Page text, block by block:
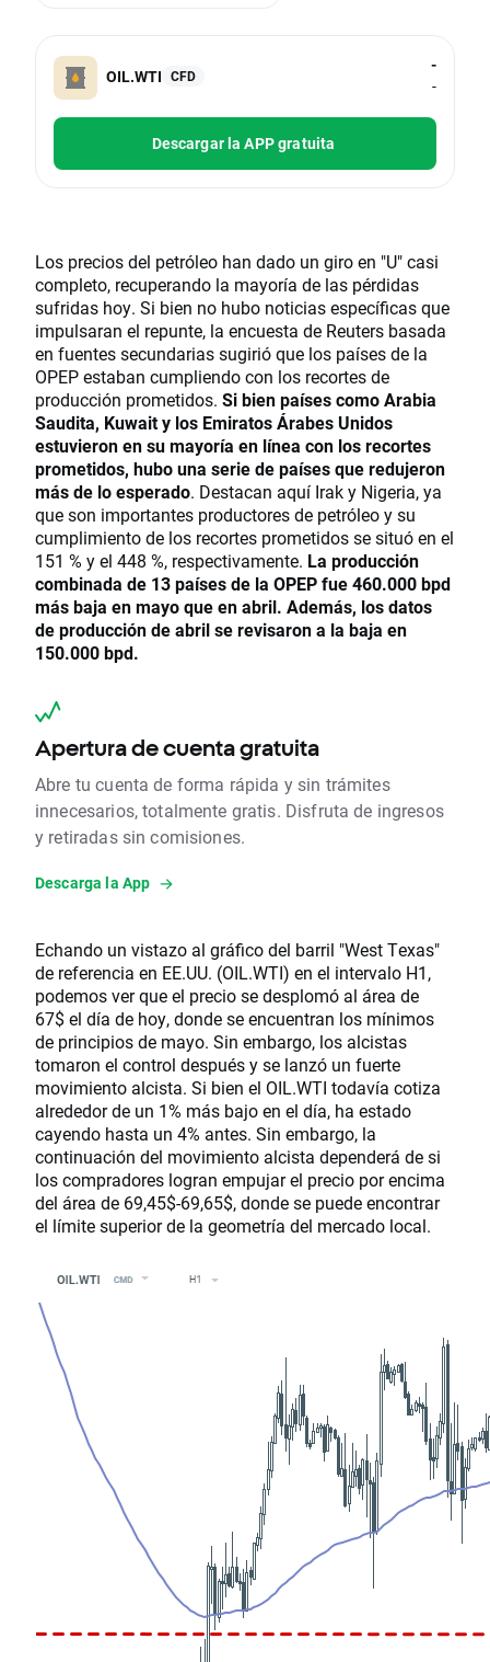
OIL.WTI CFD
-
-
Descargar la APP gratuita
Los precios del petróleo han dado un giro en "U" casi
completo, recuperando la mayoría de las pérdidas
sufridas hoy. Si bien no hubo noticias específicas que
impulsaran el repunte, la encuesta de Reuters basada
en fuentes secundarias sugirió que los países de la
OPEP estaban cumpliendo con los recortes de
producción prometidos. Si bien países como Arabia
Saudita, Kuwait y los Emiratos Árabes Unidos
estuvieron en su mayoría en línea con los recortes
prometidos, hubo una serie de países que redujeron
más de lo esperado. Destacan aquí Irak y Nigeria, ya
que son importantes productores de petróleo y su
cumplimiento de los recortes prometidos se situó en el
151 % y el 448 %, respectivamente. La producción
combinada de 13 países de la OPEP fue 460.000 bpd
más baja en mayo que en abril. Además, los datos
de producción de abril se revisaron a la baja en
150.000 bpd.
Apertura de cuenta gratuita
Abre tu cuenta de forma rápida y sin trámites
innecesarios, totalmente gratis. Disfruta de ingresos
y retiradas sin comisiones.
Descarga la App
Echando un vistazo al gráfico del barril "West Texas"
de referencia en EE.UU. (OIL.WTI) en el intervalo H1,
podemos ver que el precio se desplomó al área de
67$ el día de hoy, donde se encuentran los mínimos
de principios de mayo. Sin embargo, los alcistas
tomaron el control después y se lanzó un fuerte
movimiento alcista. Si bien el OIL.WTI todavía cotiza
alrededor de un 1% más bajo en el día, ha estado
cayendo hasta un 4% antes. Sin embargo, la
continuación del movimiento alcista dependerá de si
los compradores logran empujar el precio por encima
del área de 69,45$-69,65$, donde se puede encontrar
el límite superior de la geometría del mercado local.